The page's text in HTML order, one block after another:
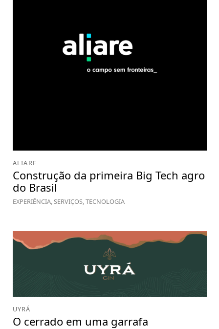
ALIARE
Construção da primeira Big Tech agro
do Brasil
EXPERIÊNCIA, SERVIÇOS, TECNOLOGIA
UYRÁ
O cerrado em uma garrafa